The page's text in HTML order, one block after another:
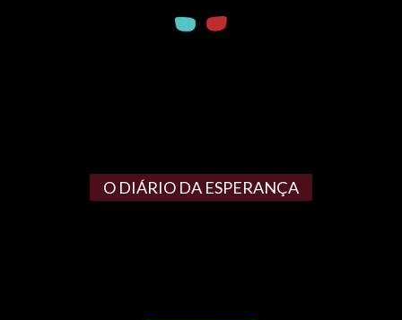
O DIÁRIO DA ESPERANÇA